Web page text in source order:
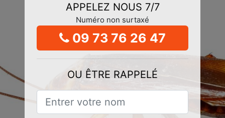
APPELEZ NOUS 7/7
Numéro non surtaxé
09 73 76 26 47
OU ÊTRE RAPPELÉ